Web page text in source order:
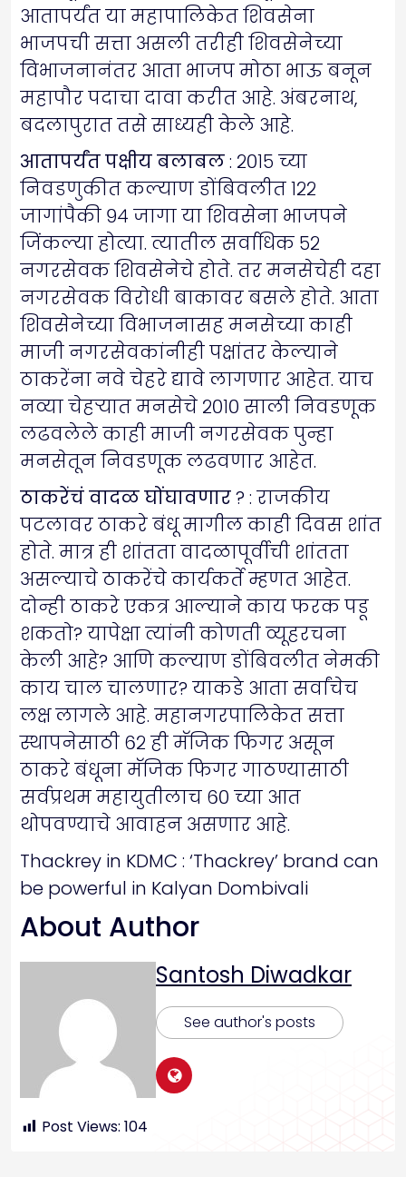
आतापर्यंत या महापालिकेत शिवसेना
भाजपची सत्ता असली तरीही शिवसेनेच्या
विभाजनानंतर आता भाजप मोठा भाऊ बनून
महापौर पदाचा दावा करीत आहे. अंबरनाथ,
बदलापुरात तसे साध्यही केले आहे.
आतापर्यंत पक्षीय बलाबल: २०१५ च्या
निवडणुकीत कल्याण डोंबिवलीत १२२
जागांपैकी ९४ जागा या शिवसेना भाजपने
जिंकल्या होत्या. त्यातील सर्वाधिक ५२
नगरसेवक शिवसेनेचे होते. तर मनसेचेही दहा
नगरसेवक विरोधी बाकावर बसले होते. आता
शिवसेनेच्या विभाजनासह मनसेच्या काही
माजी नगरसेवकांनीही पक्षांतर केल्याने
ठाकरेंना नवे चेहरे द्यावे लागणार आहेत. याच
नव्या चेहऱ्यात मनसेचे २०१० साली निवडणूक
लढवलेले काही माजी नगरसेवक पुन्हा
मनसेतून निवडणूक लढवणार आहेत.
ठाकरेंचं वादळ घोंघावणार? : राजकीय
पटलावर ठाकरे बंधू मागील काही दिवस शांत
होते. मात्र ही शांतता वादळापूर्वीची शांतता
असल्याचे ठाकरेंचे कार्यकर्ते म्हणत आहेत.
दोन्ही ठाकरे एकत्र आल्याने काय फरक पडू
शकतो? यापेक्षा त्यांनी कोणती व्यूहरचना
केली आहे? आणि कल्याण डोंबिवलीत नेमकी
काय चाल चालणार? याकडे आता सर्वांचेच
लक्ष लागले आहे. महानगरपालिकेत सत्ता
स्थापनेसाठी ६२ ही मॅजिक फिगर असून
ठाकरे बंधूना मॅजिक फिगर गाठण्यासाठी
सर्वप्रथम महायुतीलाच ६० च्या आत
थोपवण्याचे आवाहन असणार आहे.
Thackrey in KDMC : ‘Thackrey’ brand can
be powerful in Kalyan Dombivali
About Author
Santosh Diwadkar
See author's posts
Post Views: 104